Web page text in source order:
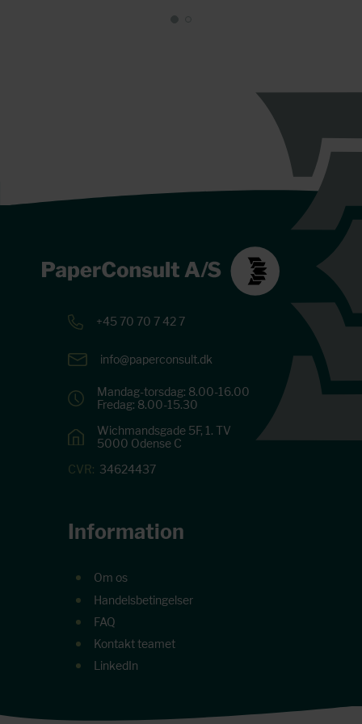
+45 70 70 7 42 7
info@paperconsult.dk
Mandag-torsdag: 8.00-16.00
Fredag: 8.00-15.30
Wichmandsgade 5F, 1. TV
5000 Odense C
CVR: 34624437
Information
Om os
Handelsbetingelser
FAQ
Kontakt teamet
LinkedIn